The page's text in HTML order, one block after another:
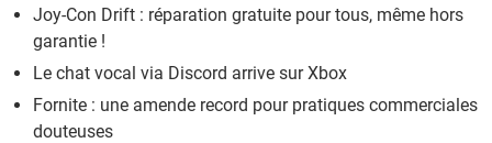
Joy-Con Drift : réparation gratuite pour tous, même hors
garantie !
Le chat vocal via Discord arrive sur Xbox
Fornite : une amende record pour pratiques commerciales
douteuses